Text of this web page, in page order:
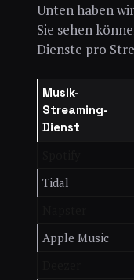
Unten haben
Sie sehen
Dienste pro
Musik-
Streaming-
Dienst
Tidal
Apple Music